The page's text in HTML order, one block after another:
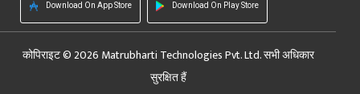
Download On App Store Download On Play Store
कोपिराइट © 2026 Matrubharti Technologies Pvt. Ltd. सभी अधिकार
सुरक्षित हैं